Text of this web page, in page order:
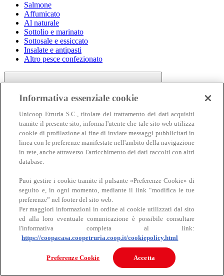
Salmone
Affumicato
Al naturale
Sottolio e marinato
Sottosale e essiccato
Insalate e antipasti
Altro pesce confezionato
Carne
Carne
Bovino
Informativa essenziale cookie
Unicoop Etruria S.C., titolare del trattamento dei dati acquisiti
tramite il presente sito, informa l'utente che tale sito web utilizza
cookie di profilazione al fine di inviare messaggi pubblicitari in
linea con le preferenze manifestate nell'ambito della navigazione
in rete, anche attraverso l'arricchimento dei dati raccolti con altri
database.
Puoi gestire i cookie tramite il pulsante «Preferenze Cookie» di
seguito e, in ogni momento, mediante il link “modifica le tue
preferenze” nel footer del sito web.
Per maggiori informazioni in ordine ai cookie utilizzati dal sito
ed alla loro eventuale comunicazione è possibile consultare
l'informativa completa al link:
https://coopacasa.coopetruria.coop.it/cookiepolicy.html
Preferenze Cookie Accetta